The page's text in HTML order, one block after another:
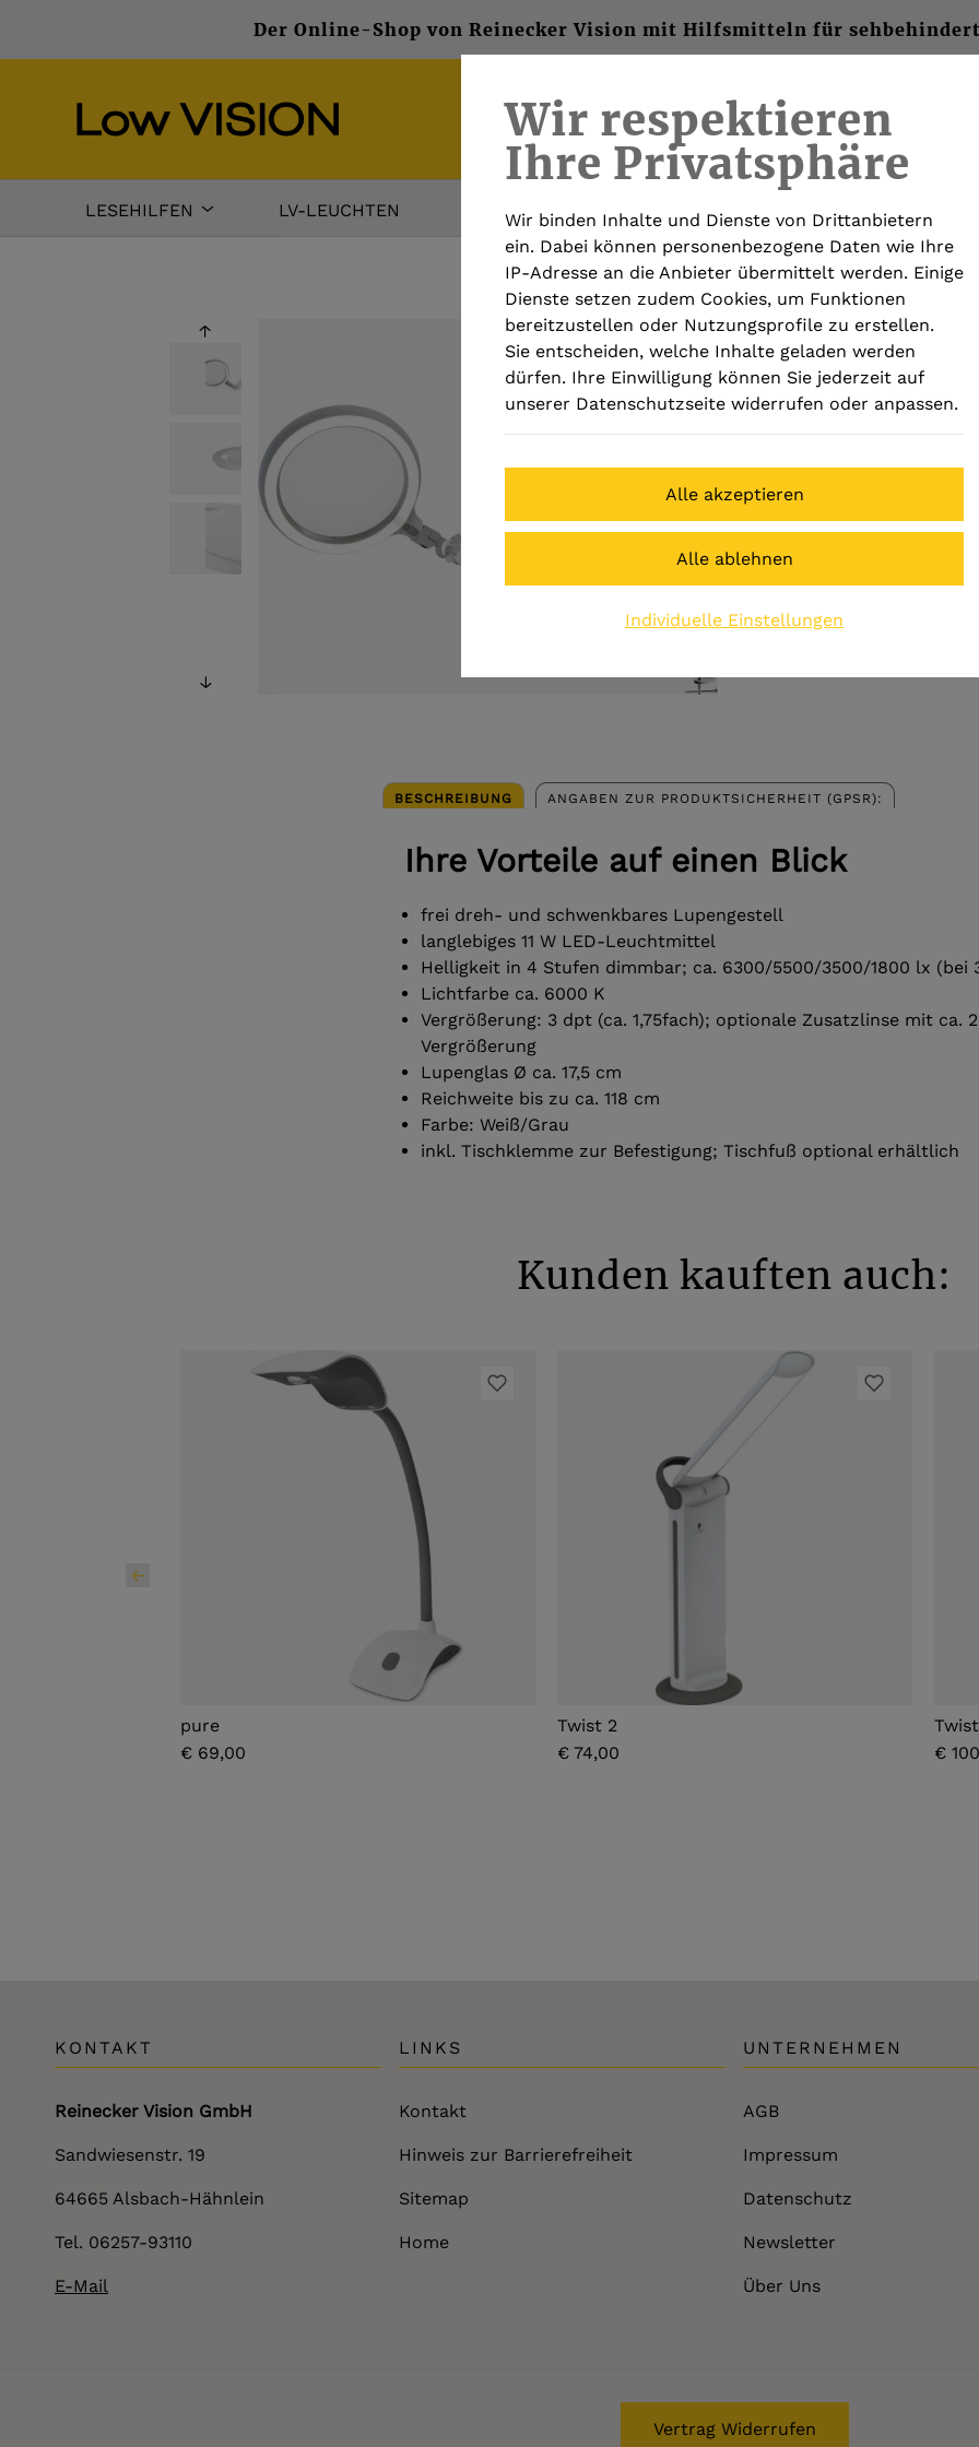
Der Online-Shop von Reinecker Vision mit Hilfsmitteln für
LESEHILFEN LV-LEUCHTEN DAISY-PLAYER ELEKTRONISCHE BRILLEN
Daylight
Omega 7
€ 270,00
zzgl. Versandkosten
BESCHREIBUNG ANGABEN ZUR PRODUKTSICHERHEIT (GPSR):
Ihre Vorteile auf einen Blick
frei dreh- und schwenkbares Lupengestell
langlebiges 11 W LED-Leuchtmittel
Helligkeit in 4 Stufen dimmbar; ca. 6300/5500/3500/1800 lx (bei
Lichtfarbe ca. 6000 K
Vergrößerung: 3 dpt (ca. 1,75fach); optionale Zusatzlinse mit ca.
Vergrößerung
Lupenglas Ø ca. 17,5 cm
Reichweite bis zu ca. 118 cm
Farbe: Weiß/Grau
inkl. Tischklemme zur Befestigung; Tischfuß optional erhältlich
Kunden kauften auch:
pure
€ 69,00
Twist 2
€ 74,00
€
Wir respektieren
Ihre Privatsphäre
Wir binden Inhalte und Dienste von Drittanbietern
ein. Dabei können personenbezogene Daten wie Ihre
IP-Adresse an die Anbieter übermittelt werden. Einige
Dienste setzen zudem Cookies, um Funktionen
bereitzustellen oder Nutzungsprofile zu erstellen.
Sie entscheiden, welche Inhalte geladen werden
dürfen. Ihre Einwilligung können Sie jederzeit auf
unserer Datenschutzseite widerrufen oder anpassen.
Individuelle Einstellungen
KONTAKT
Reinecker Vision GmbH
Sandwiesenstr. 19
64665 Alsbach-Hähnlein
Tel. 06257-93110
E-Mail
LINKS
Kontakt
Hinweis zur Barrierefreiheit
Sitemap
Home
UNTERNEHMEN
AGB
Impressum
Datenschutz
Newsletter
Über Uns
Vertrag Widerrufen